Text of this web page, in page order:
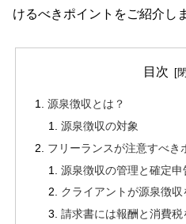
けるべきポイントをご紹介し
目次
源泉徴収とは？
源泉徴収の対象
フリーランスが注意すべき
源泉徴収の管理と確定申
クライアントが源泉徴
請求書には報酬と消費税